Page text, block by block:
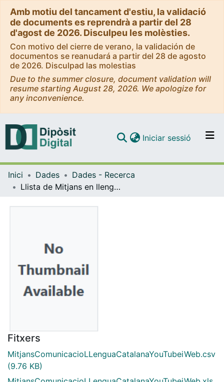
Amb motiu del tancament d'estiu, la validació
de documents es reprendrà a partir del 28
d'agost de 2026. Disculpeu les molèsties.
Con motivo del cierre de verano, la validación de
documentos se reanudará a partir del 28 de agosto
de 2026. Disculpad las molestias
Due to the summer closure, document validation will
resume starting August 28, 2026. We apologize for
any inconvenience.
Navega per tot el DD
Com publicar
Iniciar sessió (current)
Inici Dades
Dades - Recerca
Llista de Mitjans en llengua catalana amb presència a YouTube
Fitxers
MitjansComunicacioLLenguaCatalanaYouTubeiWeb.csv
(9.76 KB)